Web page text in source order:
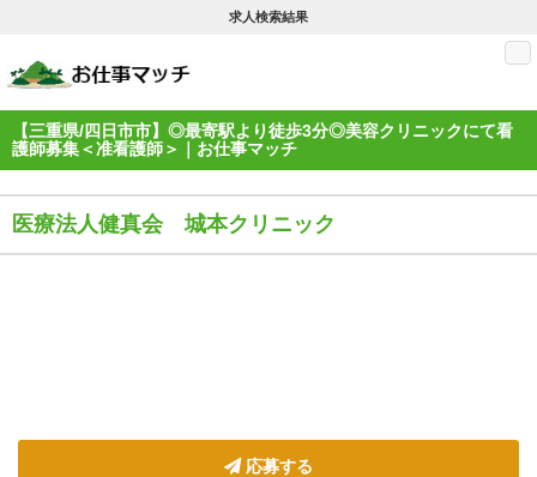
求人検索結果
【三重県/四日市市】◎最寄駅より徒歩3分◎美容クリニックにて看
護師募集＜准看護師＞｜お仕事マッチ
医療法人健真会 城本クリニック
応募する